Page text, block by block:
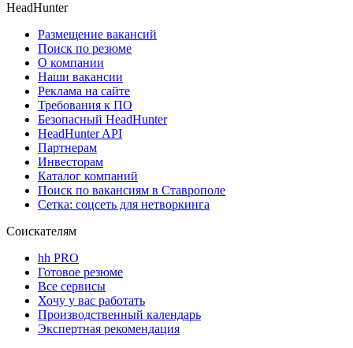
HeadHunter
Размещение вакансий
Поиск по резюме
О компании
Наши вакансии
Реклама на сайте
Требования к ПО
Безопасный HeadHunter
HeadHunter API
Партнерам
Инвесторам
Каталог компаний
Поиск по вакансиям в Ставрополе
Сетка: соцсеть для нетворкинга
Соискателям
hh PRO
Готовое резюме
Все сервисы
Хочу у вас работать
Производственный календарь
Экспертная рекомендация